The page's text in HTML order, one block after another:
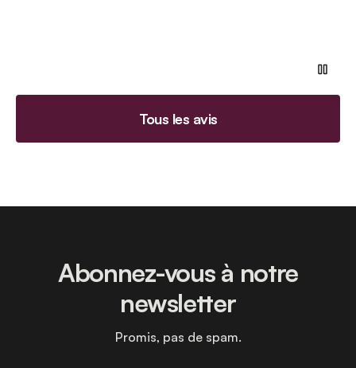
Tous les avis
Abonnez-vous à notre
newsletter
Promis, pas de spam.